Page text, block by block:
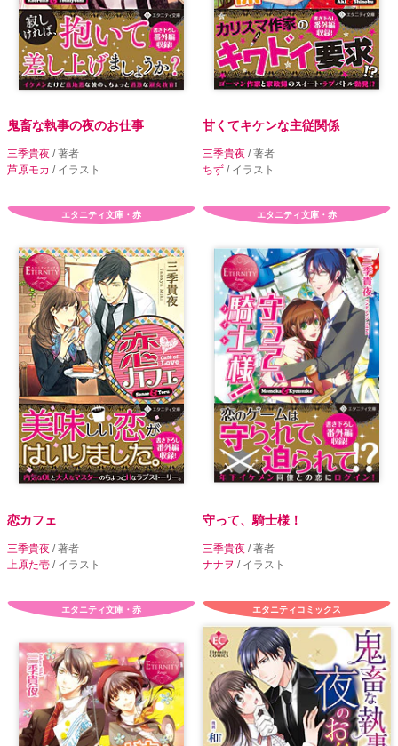
鬼畜な執事の夜のお仕事
三季貴夜 / 著者
芦原モカ / イラスト
甘くてキケンな主従関係
三季貴夜 / 著者
ちず / イラスト
エタニティ文庫・赤
恋カフェ
三季貴夜 / 著者
上原た壱 / イラスト
エタニティ文庫・赤
守って、騎士様！
三季貴夜 / 著者
ナナヲ / イラスト
エタニティ文庫・赤 エタニティコミックス